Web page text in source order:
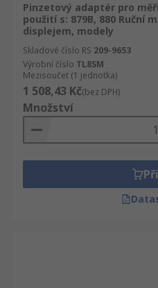
Pinzetový adaptér pro
použití s: 879B, 880 Ruční
displejem, modely
Skladové číslo RS 209-9653
Výrobní číslo TL8SM
Mezisoučet (1 jednotka)
1 508,43 Kč(bez DPH)
Množství